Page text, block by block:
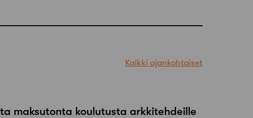
Kaikki ajankohtaiset
maksutonta koulutusta arkkitehdeille